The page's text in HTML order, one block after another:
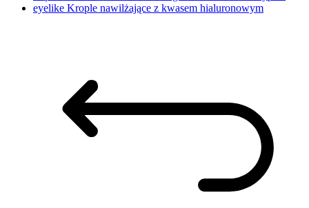
eyelike Krople nawilżające z kwasem hialuronowym